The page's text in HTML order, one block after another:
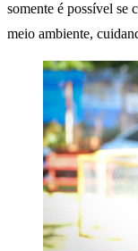
somente é possível se
meio ambiente,